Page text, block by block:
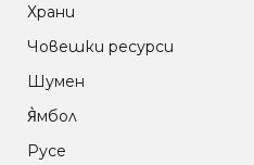
Храни
Човешки ресурси
Шумен
Я̀мбол
Русе